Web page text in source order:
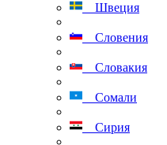
Швеция
Словения
Словакия
Сомали
Сирия